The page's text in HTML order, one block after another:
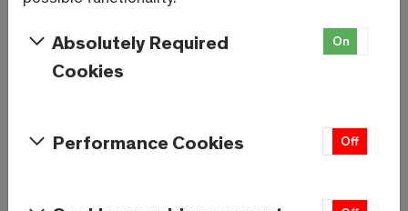
vollem Programm in die 3.
Runde
Absolutely Required
Cookies
On
Performance Cookies Off